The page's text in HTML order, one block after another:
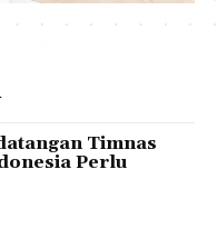
Timnas
Perlu